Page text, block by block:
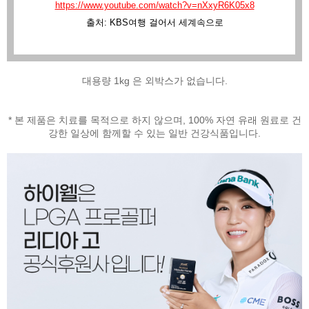
https://www.youtube.com/watch?v=nXxyR6K05x8
출처: KBS여행 걸어서 세계속으로
대용량 1kg 은 외박스가 없습니다.
* 본 제품은 치료를 목적으로 하지 않으며, 100% 자연 유래 원료로 건
강한 일상에 함께할 수 있는 일반 건강식품입니다.